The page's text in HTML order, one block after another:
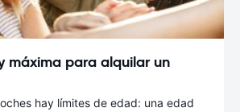
máxima para alquilar un
hay límites de edad: una edad